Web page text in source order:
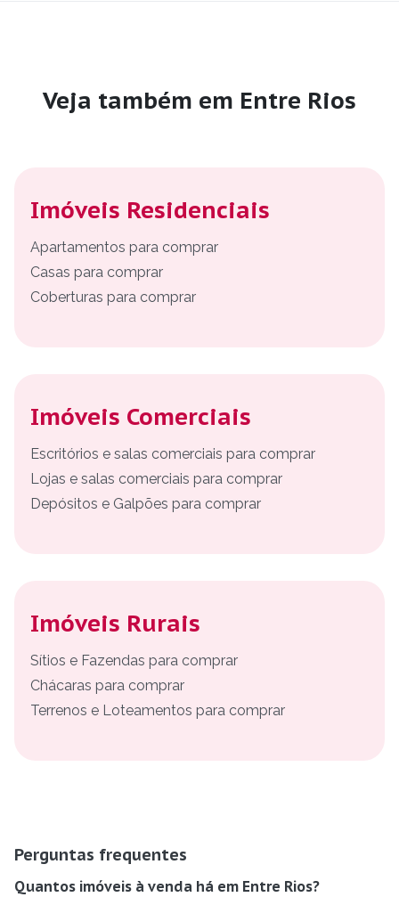
Veja também em Entre Rios
Imóveis Residenciais
Apartamentos para comprar
Casas para comprar
Coberturas para comprar
Imóveis Comerciais
Escritórios e salas comerciais para comprar
Lojas e salas comerciais para comprar
Depósitos e Galpões para comprar
Imóveis Rurais
Sítios e Fazendas para comprar
Chácaras para comprar
Terrenos e Loteamentos para comprar
Perguntas frequentes
Quantos imóveis à venda há em Entre Rios?